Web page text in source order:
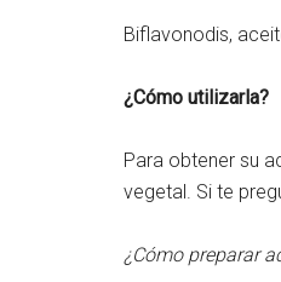
Biflavonodis,
¿Cómo utilizarla?
Para obtener su
vegetal. Si te
¿Cómo preparar